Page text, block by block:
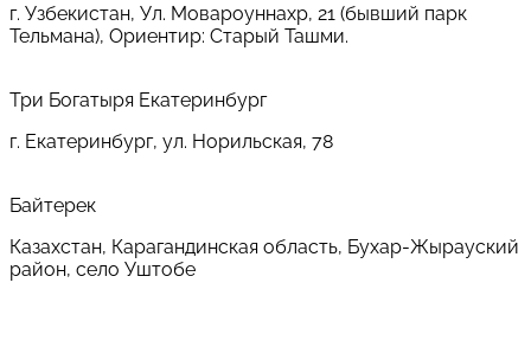
г. Узбекистан, Ул. Мовароуннахр, 21 (бывший парк
Тельмана), Ориентир: Старый Ташми.
Три Богатыря Екатеринбург
г. Екатеринбург, ул. Норильская, 78
Байтерек
Казахстан, Карагандинская область, Бухар-Жырауский
район, село Уштобе